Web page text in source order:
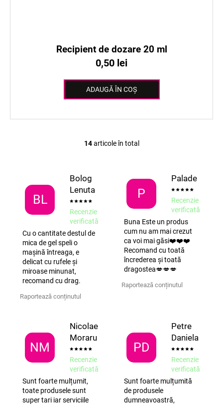
Recipient de dozare 20 ml
0,50 lei
ADAUGĂ ÎN COŞ
C
14articole în total
BL
Bolog
Lenuta
Recenzie
verificată
Cu o cantitate destul de
mica de gel speli o
mașină întreaga, e
delicat cu rufele și
miroase minunat,
recomand cu drag.
Raportează conținutul
P
Palade
Recenzie
verificată
Buna Este un produs
cum nu am mai crezut
ca voi mai găsi❤️❤️❤️
Recomand cu toată
încrederea și toată
dragostea💋💋💋
Raportează conținutul
NM
Nicolae
Moraru
Recenzie
verificată
Sunt foarte mulțumit,
toate produsele sunt
super tari iar serviciile
PD
Petre
Daniela
Recenzie
verificată
Sunt foarte mulțumită
de produsele
dumneavoastră,